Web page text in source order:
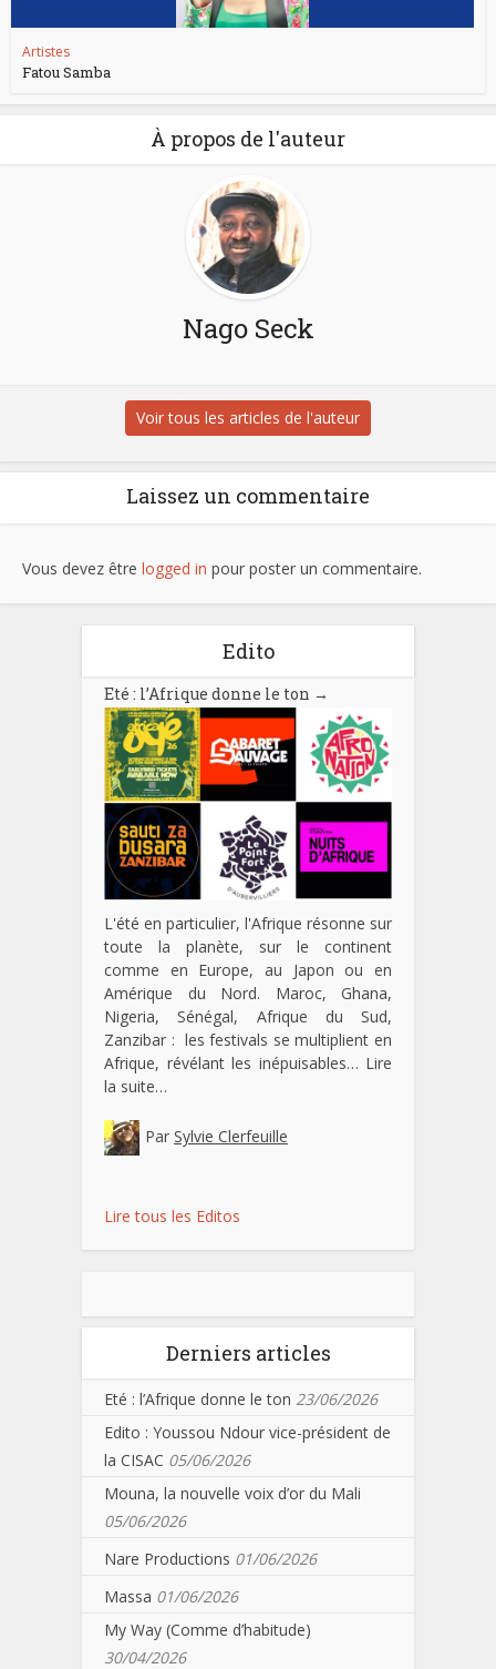
Artistes
Fatou Samba
À propos de l'auteur
Nago Seck
Voir tous les articles de l'auteur
Laissez un commentaire
Vous devez être logged in pour poster un commentaire.
Edito
Eté : l’Afrique donne le ton →
L'été en particulier, l'Afrique résonne sur
toute la planète, sur le continent
comme en Europe, au Japon ou en
Amérique du Nord. Maroc, Ghana,
Nigeria, Sénégal, Afrique du Sud,
Zanzibar : les festivals se multiplient en
Afrique, révélant les inépuisables… Lire
la suite…
Par Sylvie Clerfeuille
Lire tous les Editos
Derniers articles
Eté : l’Afrique donne le ton 23/06/2026
Edito : Youssou Ndour vice-président de
la CISAC 05/06/2026
Mouna, la nouvelle voix d’or du Mali
05/06/2026
Nare Productions 01/06/2026
Massa 01/06/2026
My Way (Comme d’habitude)
30/04/2026